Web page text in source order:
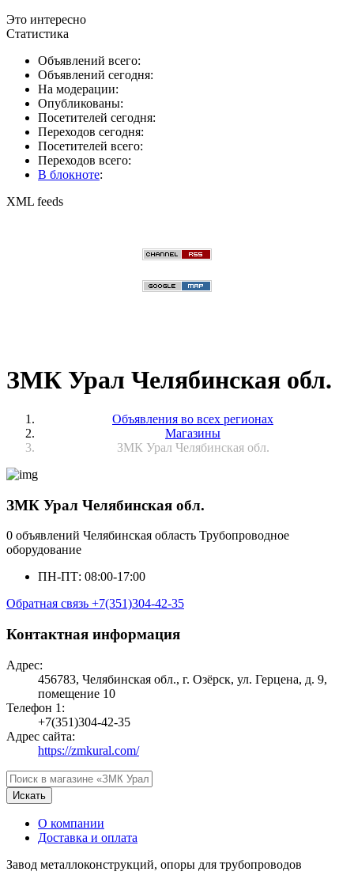
Это интересно
Статистика
Объявлений всего:
Объявлений сегодня:
На модерации:
Опубликованы:
Посетителей сегодня:
Переходов сегодня:
Посетителей всего:
Переходов всего:
В блокноте:
XML feeds
ЗМК Урал Челябинская обл.
Объявления во всех регионах
Магазины
ЗМК Урал Челябинская обл.
ЗМК Урал Челябинская обл.
0 объявлений Челябинская область Трубопроводное
оборудование
ПН-ПТ: 08:00-17:00
Обратная связь +7(351)304-42-35
Контактная информация
Адрес:
456783, Челябинская обл., г. Озёрск, ул. Герцена, д. 9,
помещение 10
Телефон 1:
+7(351)304-42-35
Адрес сайта:
https://zmkural.com/
Искать
О компании
Доставка и оплата
Завод металлоконструкций, опоры для трубопроводов